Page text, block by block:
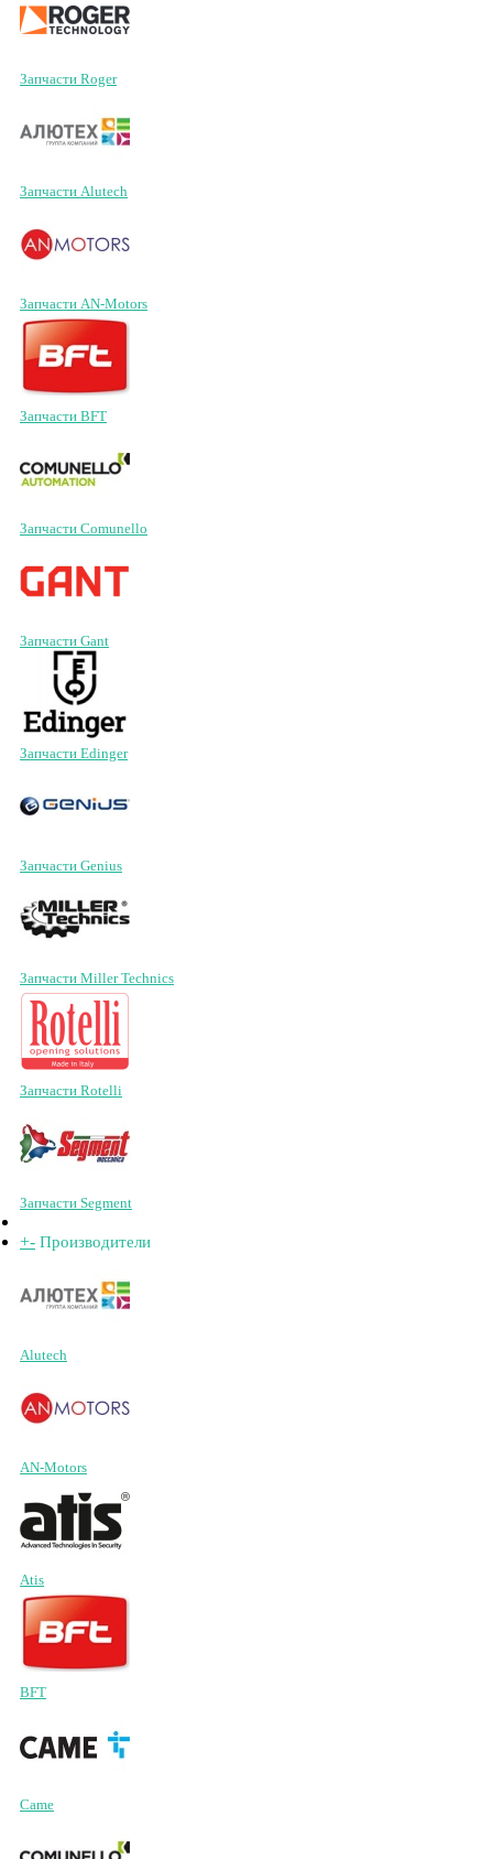
Запчасти Roger
Запчасти Alutech
Запчасти AN-Motors
Запчасти BFT
Запчасти Comunello
Запчасти Gant
Запчасти Edinger
Запчасти Genius
Запчасти Miller Technics
Запчасти Rotelli
Запчасти Segment
+- Производители
Alutech
AN-Motors
Atis
BFT
Came